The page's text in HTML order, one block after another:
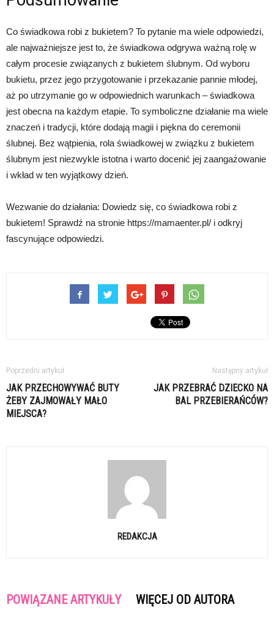
Co świadkowa robi z bukietem? To pytanie ma wiele odpowiedzi,
ale najważniejsze jest to, że świadkowa odgrywa ważną rolę w
całym procesie związanych z bukietem ślubnym. Od wyboru
bukietu, przez jego przygotowanie i przekazanie pannie młodej,
aż po utrzymanie go w odpowiednich warunkach – świadkowa
jest obecna na każdym etapie. To symboliczne działanie ma wiele
znaczeń i tradycji, które dodają magii i piękna do ceremonii
ślubnej. Bez wątpienia, rola świadkowej w związku z bukietem
ślubnym jest niezwykle istotna i warto docenić jej zaangażowanie
i wkład w ten wyjątkowy dzień.
Wezwanie do działania: Dowiedz się, co świadkowa robi z
bukietem! Sprawdź na stronie https://mamaenter.pl/ i odkryj
fascynujące odpowiedzi.
Poprzedni artykuł
JAK PRZECHOWYWAĆ BUTY
ŻEBY ZAJMOWAŁY MAŁO
MIEJSCA?
Następny artykuł
JAK PRZEBRAĆ DZIECKO NA
BAL PRZEBIERAŃCÓW?
REDAKCJA
POWIĄZANE ARTYKUŁY WIĘCEJ OD AUTORA